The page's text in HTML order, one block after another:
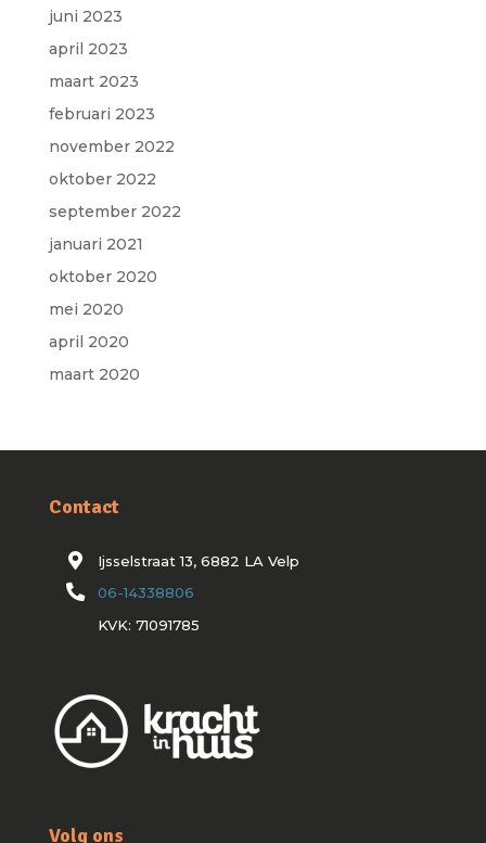
juni 2023
april 2023
maart 2023
februari 2023
november 2022
oktober 2022
september 2022
januari 2021
oktober 2020
mei 2020
april 2020
maart 2020
Contact
Ijsselstraat 13, 6882 LA Velp
06-14338806
KVK: 71091785
Volg ons